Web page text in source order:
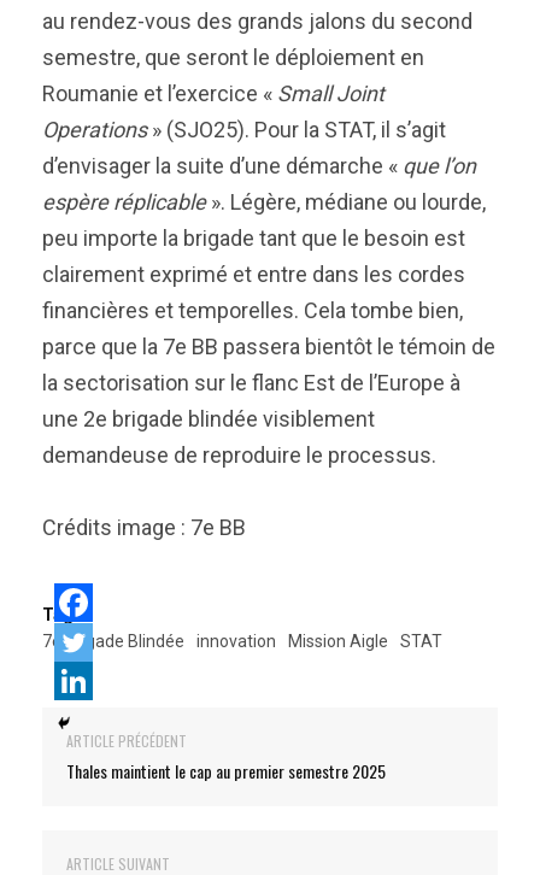
au rendez-vous des grands jalons du second
semestre, que seront le déploiement en
Roumanie et l’exercice « Small Joint
Operations» (SJO25). Pour la STAT, il s’agit
d’envisager la suite d’une démarche « que l’on
espère réplicable». Légère, médiane ou lourde,
peu importe la brigade tant que le besoin est
clairement exprimé et entre dans les cordes
financières et temporelles. Cela tombe bien,
parce que la 7e BB passera bientôt le témoin de
la sectorisation sur le flanc Est de l’Europe à
une 2e brigade blindée visiblement
demandeuse de reproduire le processus.
Crédits image : 7e BB
Tags:
7e Brigade Blindée
innovation Mission Aigle STAT
ARTICLE PRÉCÉDENT
Thales maintient le cap au premier semestre 2025
ARTICLE SUIVANT